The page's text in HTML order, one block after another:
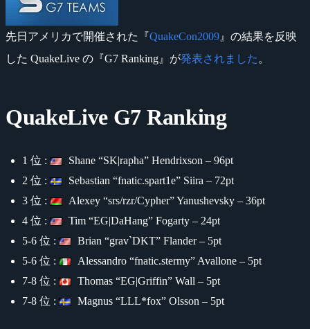
先日アメリカで開催された『QuakeCon2009 』の結果を反映
した QuakeLive の『G7 Ranking』が発表されました 。
QuakeLive G7 Ranking
1 位 :
Shane “SK|rapha” Hendrixson – 96pt
2 位 :
Sebastian “fnatic.spart1e” Siira – 72pt
3 位 :
Alexey “srs/rzr/Cypher” Yanushevsky – 36pt
4 位 :
Tim “EG|DaHang” Fogarty – 24pt
5-6 位 :
Brian “grav`DKT” Flander – 5pt
5-6 位 :
Alessandro “fnatic.stermy” Avallone – 5pt
7-8 位 :
Thomas “EG|Griffin” Wall – 5pt
7-8 位 :
Magnus “LLL*fox” Olsson – 5pt